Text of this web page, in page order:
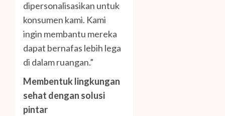
dipersonalisasikan untuk
konsumen kami. Kami
ingin membantu mereka
dapat bernafas lebih lega
di dalam ruangan.”
Membentuk lingkungan
sehat dengan solusi
pintar